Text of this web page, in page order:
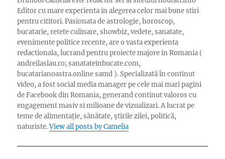
Editor cu mare experienta in alegerea celor mai bune stiri
pentru cititori. Pasionata de astrologie, horoscop,
bucatarie, retete culinare, showbiz, vedete, sanatate,
evenimente politice recente, are o vasta experienta
redactionala, lucrand pentru proiecte majore in Romania (
andreilaslau.ro; sanatateinbucate.com,
bucatarianoastra.online samd ). Specializată în continut
video, a fost social media manager pe cele mai mari pagini
de Facebook din Romania, generand continut valoros cu
engagement masiv si milioane de vizualizari. A lucrat pe
teme de alimentație, sănătate, știrile zilei, politică,
naturiste.View all posts by Camelia